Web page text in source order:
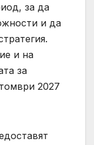
за да
и да
и на
за
2027